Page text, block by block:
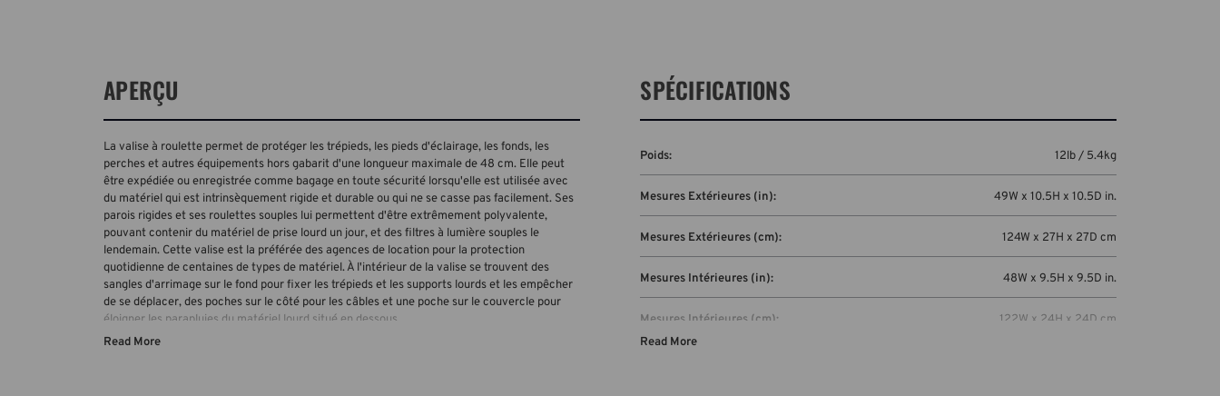
APERÇU
La valise à roulette permet de protéger les trépieds, les pieds d'éclairage, les fonds, les
perches et autres équipements hors gabarit d'une longueur maximale de 48 cm. Elle peut
être expédiée ou enregistrée comme bagage en toute sécurité lorsqu'elle est utilisée avec
du matériel qui est intrinsèquement rigide et durable ou qui ne se casse pas facilement. Ses
parois rigides et ses roulettes souples lui permettent d'être extrêmement polyvalente,
pouvant contenir du matériel de prise lourd un jour, et des filtres à lumière souples le
lendemain. Cette valise est la préférée des agences de location pour la protection
quotidienne de centaines de types de matériel. À l'intérieur de la valise se trouvent des
sangles d'arrimage sur le fond pour fixer les trépieds et les supports lourds et les empêcher
de se déplacer, des poches sur le côté pour les câbles et une poche sur le couvercle pour
éloigner les parapluies du matériel lourd situé en dessous.
Read More
SPÉCIFICATIONS
Poids: 12lb / 5.4kg
Mesures Extérieures (in): 49W x 10.5H x 10.5D in.
Mesures Extérieures (cm): 124W x 27H x 27D cm
Mesures Intérieures (in): 48W x 9.5H x 9.5D in.
Mesures Intérieures (cm): 122W x 24H x 24D cm
Read More